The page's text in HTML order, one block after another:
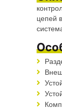
цепей